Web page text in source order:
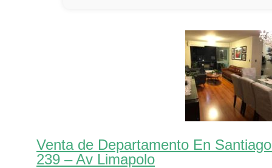
Venta de Departamento En
239 – Av Limapolo